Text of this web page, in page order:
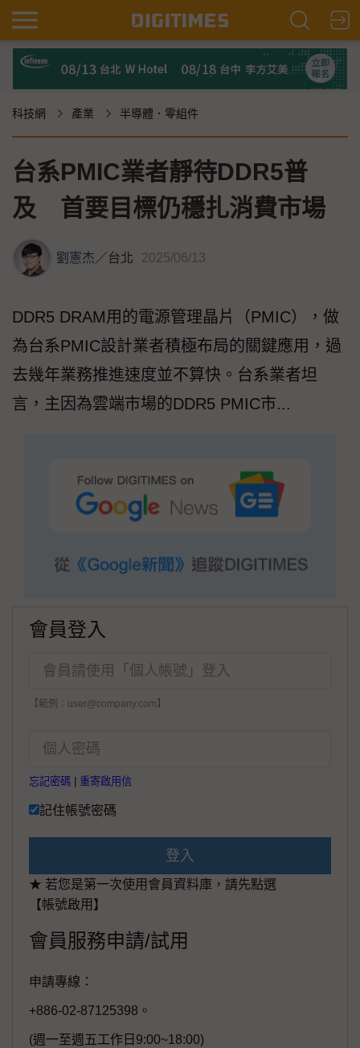
科技網 產業 半導體．零組件
台系PMIC業者靜待DDR5普
及 首要目標仍穩扎消費市場
劉憲杰／台北 2025/06/13
DDR5 DRAM用的電源管理晶片（PMIC），做
為台系PMIC設計業者積極布局的關鍵應用，過
去幾年業務推進速度並不算快。台系業者坦
言，主因為雲端市場的DDR5 PMIC市...
會員登入
【範例：user@company.com】
忘記密碼 重寄啟用信
記住帳號密碼
登入
★ 若您是第一次使用會員資料庫，請先點選
【帳號啟用】
會員服務申請/試用
申請專線：
+886-02-87125398。
(週一至週五工作日9:00~18:00)